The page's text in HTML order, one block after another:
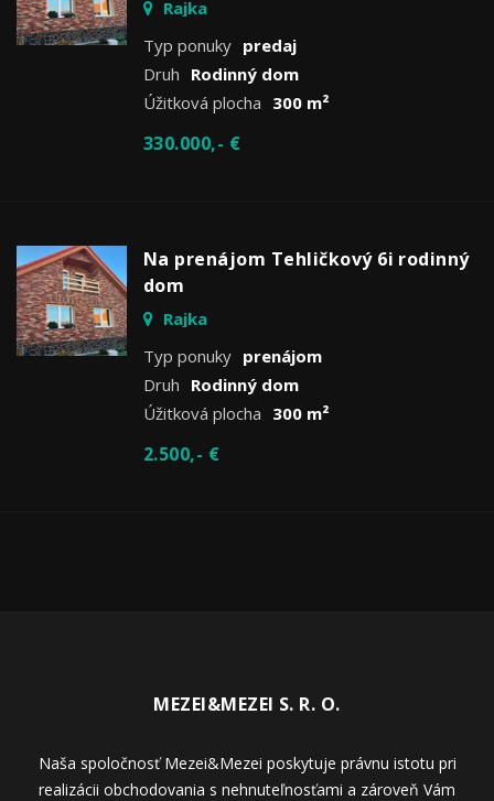
Rajka
Typ ponuky predaj
Druh Rodinný dom
Úžitková plocha 300 m²
330.000,- €
Na prenájom Tehličkový 6i rodinný
dom
Rajka
Typ ponuky prenájom
Druh Rodinný dom
Úžitková plocha 300 m²
2.500,- €
MEZEI&MEZEI S. R. O.
Naša spoločnosť Mezei&Mezei poskytuje právnu istotu pri
realizácii obchodovania s nehnuteľnosťami a zároveň Vám